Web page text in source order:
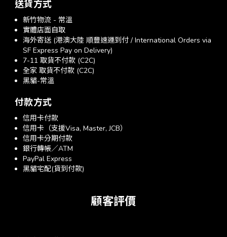
送貨方式
新竹物流 - 常溫
實體店面自取
海外寄送 (港澳大陸 順豐速運到付 / International Orders via
SF Express Pay on Delivery)
7-11 取貨不付款 (C2C)
全家 取貨不付款 (C2C)
黑貓-常溫
付款方式
信用卡付款
信用卡（支援Visa, Master, JCB）
信用卡分期付款
銀行轉帳／ATM
PayPal Express
黑貓宅配(貨到付款)
顧客評價